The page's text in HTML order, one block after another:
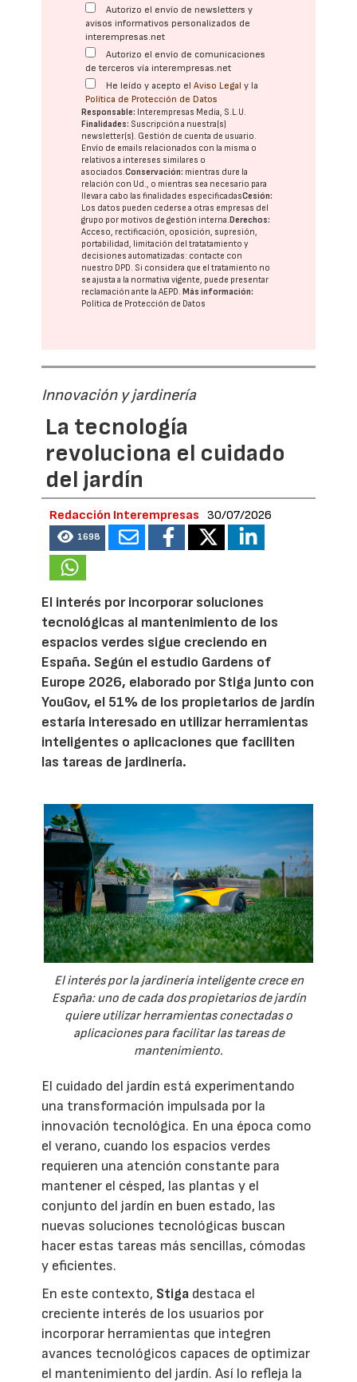
Autorizo el envío de newsletters y
avisos informativos personalizados de
interempresas.net
Autorizo el envío de comunicaciones
de terceros vía interempresas.net
He leído y acepto elAviso Legal y la
Política de Protección de Datos
Responsable: Interempresas Media, S.L.U.
Finalidades: Suscripción a nuestra(s)
newsletter(s). Gestión de cuenta de usuario.
Envío de emails relacionados con la misma o
relativos a intereses similares o
asociados.Conservación: mientras dure la
relación con Ud., o mientras sea necesario para
llevar a cabo las finalidades especificadasCesión:
Los datos pueden cederse a otras empresas del
grupo por motivos de gestión interna.Derechos:
Acceso, rectificación, oposición, supresión,
portabilidad, limitación del tratatamiento y
decisiones automatizadas: contacte con
nuestro DPD. Si considera que el tratamiento no
se ajusta a la normativa vigente, puede presentar
reclamación ante laAEPD.Más información:
Política de Protección de Datos
Innovación y jardinería
La tecnología
revoluciona el cuidado
del jardín
Redacción Interempresas 30/07/2026
1698
El interés por incorporar soluciones
tecnológicas al mantenimiento de los
espacios verdes sigue creciendo en
España. Según el estudio Gardens of
Europe 2026, elaborado por Stiga junto con
YouGov, el 51% de los propietarios de jardín
estaría interesado en utilizar herramientas
inteligentes o aplicaciones que faciliten
las tareas de jardinería.
El interés por la jardinería inteligente crece en
España: uno de cada dos propietarios de jardín
quiere utilizar herramientas conectadas o
aplicaciones para facilitar las tareas de
mantenimiento.
El cuidado del jardín está experimentando
una transformación impulsada por la
innovación tecnológica. En una época como
el verano, cuando los espacios verdes
requieren una atención constante para
mantener el césped, las plantas y el
conjunto del jardín en buen estado, las
nuevas soluciones tecnológicas buscan
hacer estas tareas más sencillas, cómodas
y eficientes.
En este contexto, Stiga destaca el
creciente interés de los usuarios por
incorporar herramientas que integren
avances tecnológicos capaces de optimizar
el mantenimiento del jardín. Así lo refleja la